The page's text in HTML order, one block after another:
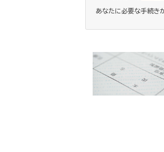
あなたに必要な手続き